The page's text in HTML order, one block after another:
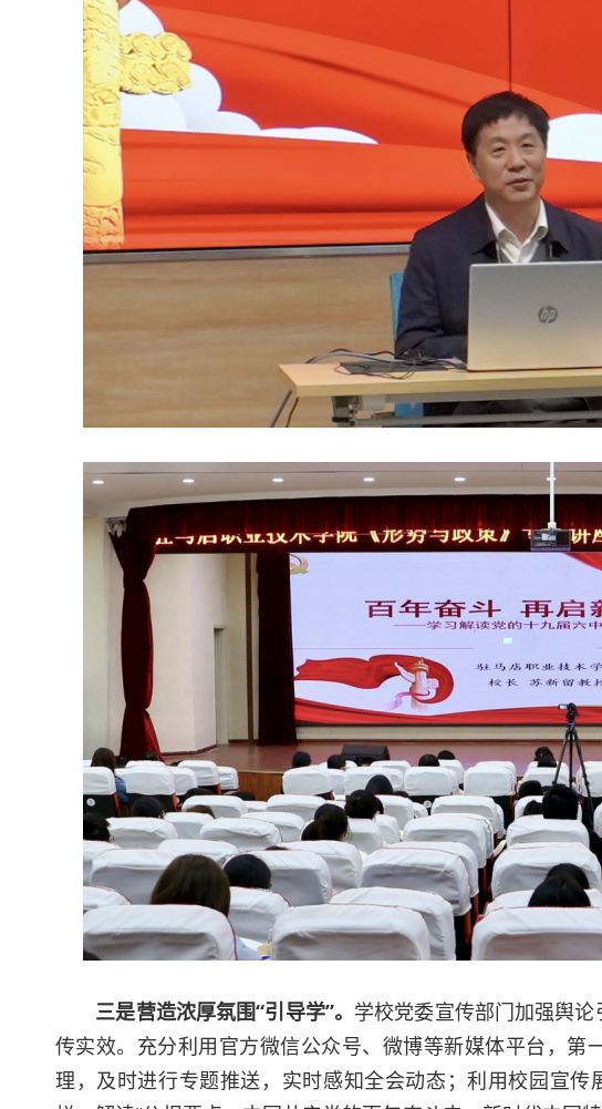
三是营造浓厚氛围“引导学”。 学校党委宣传部门加强舆
传实效。充分利用官方微信公众号、微博等新媒体平台，第
理，及时进行专题推送，实时感知全会动态；利用校园宣传